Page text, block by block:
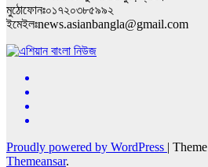
মুঠোফোনঃ০১৭২০৩৮৫৯৯২
ইমেইলঃnews.asianbangla@gmail.com
Proudly powered by WordPress |
Themeansar.